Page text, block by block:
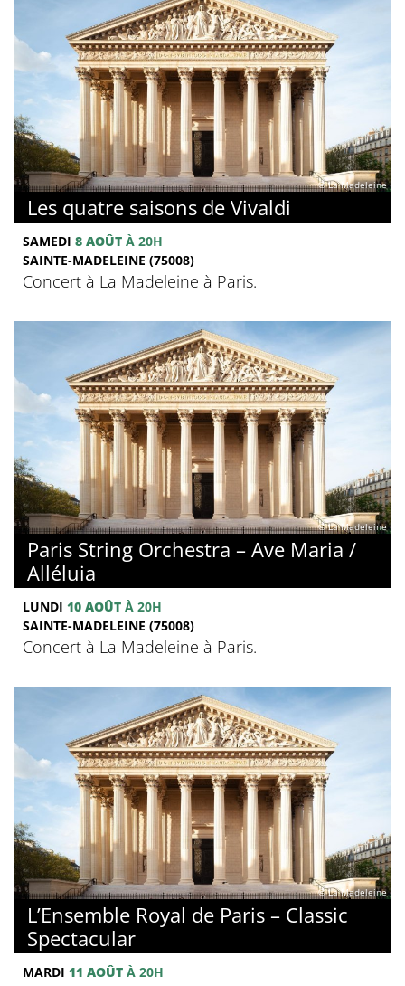
© La Madeleine
Les quatre saisons de Vivaldi
SAMEDI 8 AOÛT À 20H
SAINTE-MADELEINE (75008)
Concert à La Madeleine à Paris.
© La Madeleine
Paris String Orchestra – Ave Maria /
Alléluia
LUNDI 10 AOÛT À 20H
SAINTE-MADELEINE (75008)
Concert à La Madeleine à Paris.
© La Madeleine
L’Ensemble Royal de Paris – Classic
Spectacular
MARDI 11 AOÛT À 20H